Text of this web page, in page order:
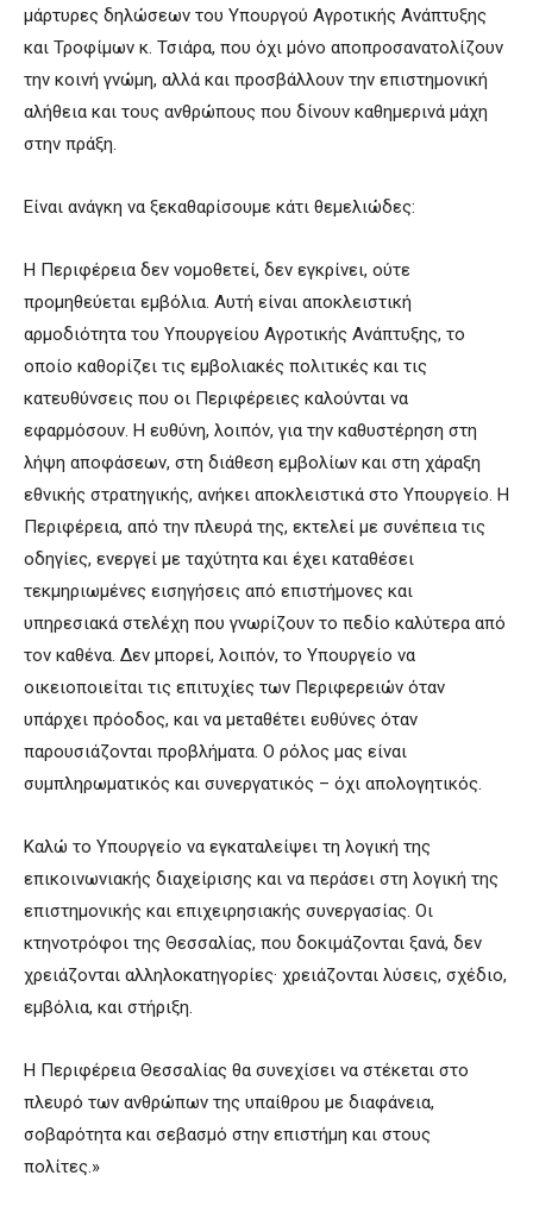
μάρτυρες δηλώσεων του Υπουργού Αγροτικής Ανάπτυξης
και Τροφίμων κ. Τσιάρα, που όχι μόνο αποπροσανατολίζουν
την κοινή γνώμη, αλλά και προσβάλλουν την επιστημονική
αλήθεια και τους ανθρώπους που δίνουν καθημερινά μάχη
στην πράξη.
Είναι ανάγκη να ξεκαθαρίσουμε κάτι θεμελιώδες:
Η Περιφέρεια δεν νομοθετεί, δεν εγκρίνει, ούτε
προμηθεύεται εμβόλια. Αυτή είναι αποκλειστική
αρμοδιότητα του Υπουργείου Αγροτικής Ανάπτυξης, το
οποίο καθορίζει τις εμβολιακές πολιτικές και τις
κατευθύνσεις που οι Περιφέρειες καλούνται να
εφαρμόσουν. Η ευθύνη, λοιπόν, για την καθυστέρηση στη
λήψη αποφάσεων, στη διάθεση εμβολίων και στη χάραξη
εθνικής στρατηγικής, ανήκει αποκλειστικά στο Υπουργείο. Η
Περιφέρεια, από την πλευρά της, εκτελεί με συνέπεια τις
οδηγίες, ενεργεί με ταχύτητα και έχει καταθέσει
τεκμηριωμένες εισηγήσεις από επιστήμονες και
υπηρεσιακά στελέχη που γνωρίζουν το πεδίο καλύτερα από
τον καθένα. Δεν μπορεί, λοιπόν, το Υπουργείο να
οικειοποιείται τις επιτυχίες των Περιφερειών όταν
υπάρχει πρόοδος, και να μεταθέτει ευθύνες όταν
παρουσιάζονται προβλήματα. Ο ρόλος μας είναι
συμπληρωματικός και συνεργατικός – όχι απολογητικός.
Καλώ το Υπουργείο να εγκαταλείψει τη λογική της
επικοινωνιακής διαχείρισης και να περάσει στη λογική της
επιστημονικής και επιχειρησιακής συνεργασίας. Οι
κτηνοτρόφοι της Θεσσαλίας, που δοκιμάζονται ξανά, δεν
χρειάζονται αλληλοκατηγορίες· χρειάζονται λύσεις, σχέδιο,
εμβόλια, και στήριξη.
Η Περιφέρεια Θεσσαλίας θα συνεχίσει να στέκεται στο
πλευρό των ανθρώπων της υπαίθρου με διαφάνεια,
σοβαρότητα και σεβασμό στην επιστήμη και στους
πολίτες.»